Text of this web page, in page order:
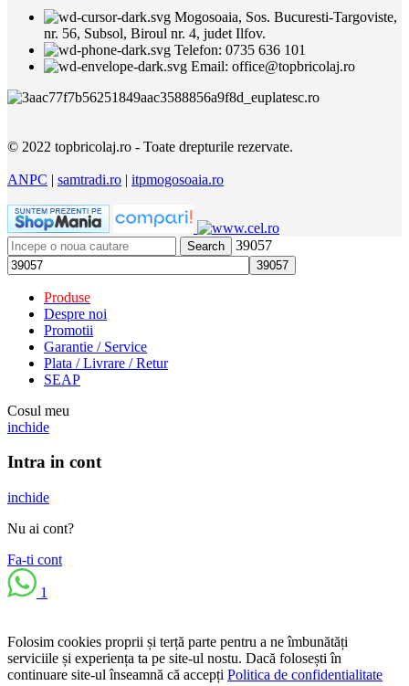
Mogosoaia, Sos. Bucuresti-Targoviste,
nr. 56, Subsol, Biroul nr. 4, judet Ilfov.
Telefon: 0735 636 101
Email: office@topbricolaj.ro
© 2022 topbricolaj.ro - Toate drepturile rezervate.
ANPC | samtradi.ro | itpmogosoaia.ro
Search 39057
Produse
Despre noi
Promotii
Garantie / Service
Plata / Livrare / Retur
SEAP
Cosul meu
inchide
Intra in cont
inchide
Nu ai cont?
Fa-ti cont
1
Folosim cookies proprii și terță parte pentru a ne îmbunătăți
serviciile și experiența ta pe site-ul nostu. Dacă folosești în
continuare site-ul înseamnă că accepți Politica de confidentialitate